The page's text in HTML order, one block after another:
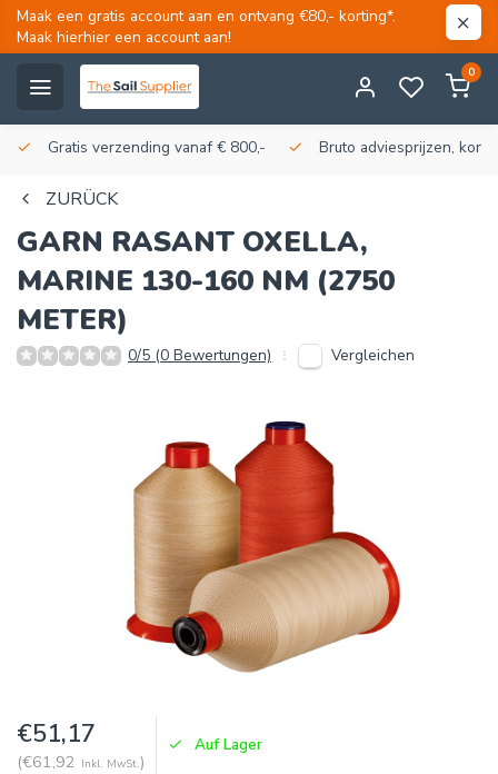
Maak een gratis account aan en ontvang €80,- korting*.
Maak hierhier een account aan!
0
Gratis verzending vanaf € 800,- Bruto adviesprijzen,
ZURÜCK
GARN RASANT OXELLA,
MARINE 130-160 NM (2750
METER)
0/5 (0 Bewertungen) Vergleichen
€51,17
(€61,92 Inkl. MwSt.)
Auf Lager